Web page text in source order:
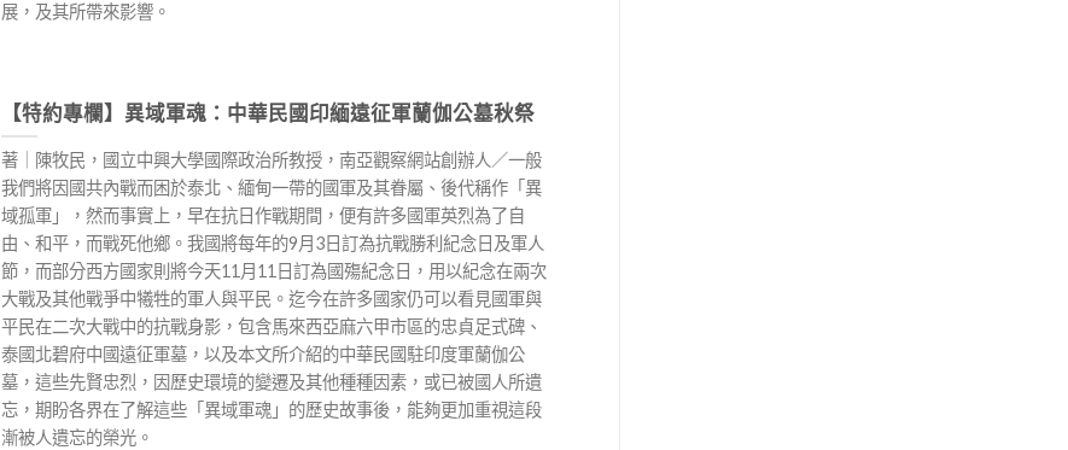
展，及其所帶來影響。
【特約專欄】異域軍魂：中華民國印緬遠征軍蘭伽公墓秋祭
著｜陳牧民，國立中興大學國際政治所教授，南亞觀察網站創辦人／一般
我們將因國共內戰而困於泰北、緬甸一帶的國軍及其眷屬、後代稱作「異
域孤軍」，然而事實上，早在抗日作戰期間，便有許多國軍英烈為了自
由、和平，而戰死他鄉。我國將每年的9月3日訂為抗戰勝利紀念日及軍人
節，而部分西方國家則將今天11月11日訂為國殤紀念日，用以紀念在兩次
大戰及其他戰爭中犧牲的軍人與平民。迄今在許多國家仍可以看見國軍與
平民在二次大戰中的抗戰身影，包含馬來西亞麻六甲市區的忠貞足式碑、
泰國北碧府中國遠征軍墓，以及本文所介紹的中華民國駐印度軍蘭伽公
墓，這些先賢忠烈，因歷史環境的變遷及其他種種因素，或已被國人所遺
忘，期盼各界在了解這些「異域軍魂」的歷史故事後，能夠更加重視這段
漸被人遺忘的榮光。